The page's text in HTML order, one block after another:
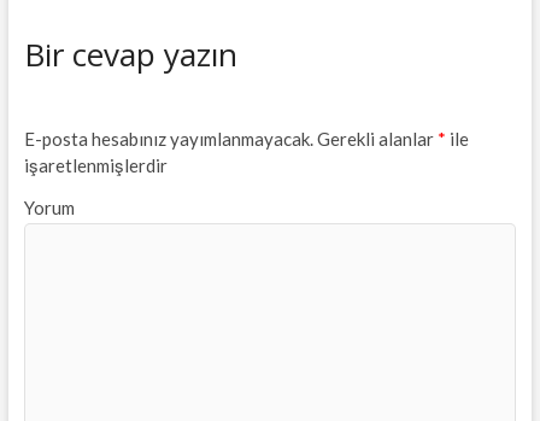
Bir cevap yazın
E-posta hesabınız yayımlanmayacak. Gerekli alanlar * ile
işaretlenmişlerdir
Yorum